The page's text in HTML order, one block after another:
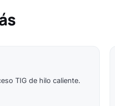
TIG de hilo caliente.